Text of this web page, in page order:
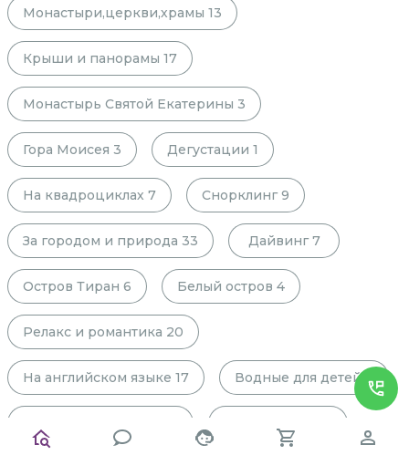
Монастыри,церкви,храмы 13
Крыши и панорамы 17
Монастырь Святой Екатерины 3
Гора Моисея 3 Дегустации 1
На квадроциклах 7 Снорклинг 9
За городом и природа 33 Дайвинг 7
Остров Тиран 6 Белый остров 4
Релакс и романтика 20
На английском языке 17 Водные для детей 8